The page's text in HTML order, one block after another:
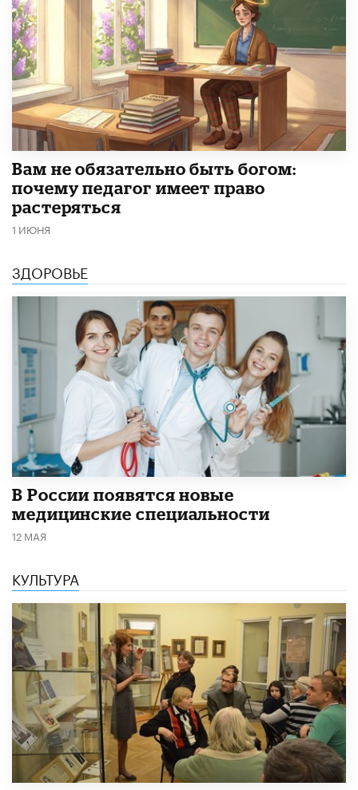
​Вам не обязательно быть богом:
почему педагог имеет право
растеряться
1 ИЮНЯ
ЗДОРОВЬЕ
В России появятся новые
медицинские специальности
12 МАЯ
КУЛЬТУРА